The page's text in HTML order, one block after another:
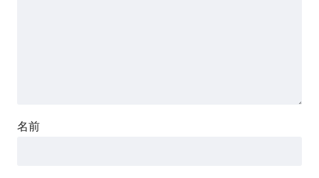
名前